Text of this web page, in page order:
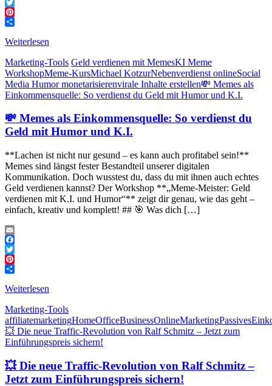
Twitter
Pinterest
Weiterlesen
Marketing-Tools Geld verdienen mit MemesKI Meme
WorkshopMeme-KursMichael KotzurNebenverdienst onlineSocial
Media Humor monetarisierenvirale Inhalte erstellen💸 Memes als
Einkommensquelle: So verdienst du Geld mit Humor und K.I.
💸 Memes als Einkommensquelle: So verdienst du
Geld mit Humor und K.I.
**Lachen ist nicht nur gesund – es kann auch profitabel sein!**
Memes sind längst fester Bestandteil unserer digitalen
Kommunikation. Doch wusstest du, dass du mit ihnen auch echtes
Geld verdienen kannst? Der Workshop **„Meme-Meister: Geld
verdienen mit K.I. und Humor“** zeigt dir genau, wie das geht –
einfach, kreativ und komplett! ## 🎯 Was dich […]
Email
Facebook
Twitter
Pinterest
Weiterlesen
Marketing-Tools
affiliatemarketingHomeOfficeBusinessOnlineMarketing
💥 Die neue Traffic-Revolution von Ralf Schmitz – Jetzt zum
Einführungspreis sichern!
💥 Die neue Traffic-Revolution von Ralf Schmitz –
Jetzt zum Einführungspreis sichern!